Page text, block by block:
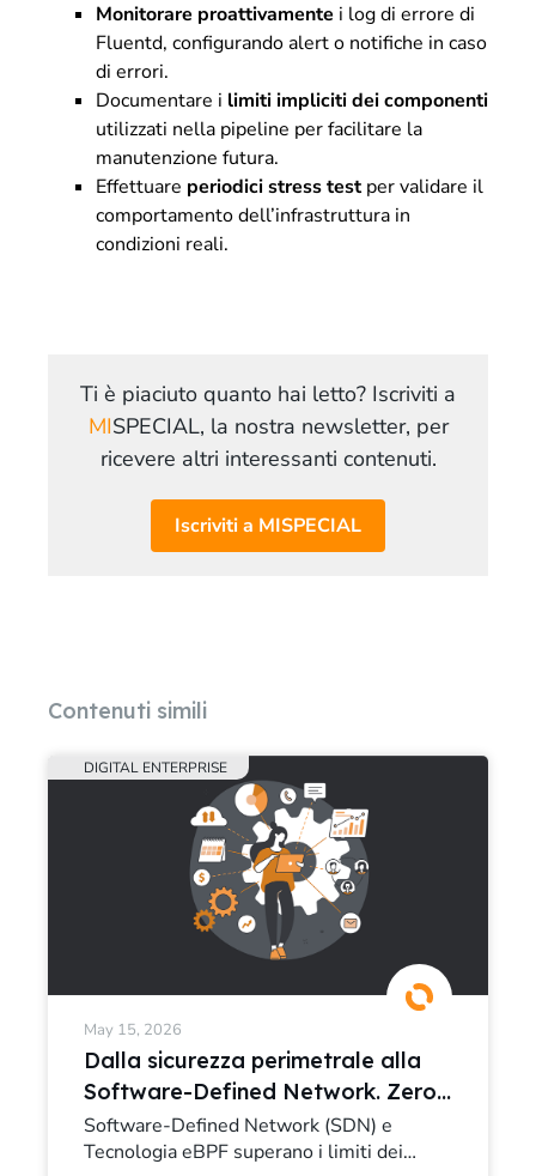
Monitorare proattivamente i log di errore di
Fluentd, configurando alert o notifiche in caso
di errori.
Documentare i limiti impliciti dei componenti
utilizzati nella pipeline per facilitare la
manutenzione futura.
Effettuare periodici stress testper validare il
comportamento dell’infrastruttura in
condizioni reali.
Ti è piaciuto quanto hai letto? Iscriviti a
MISPECIAL, la nostra newsletter, per
ricevere altri interessanti contenuti.
Iscriviti a MISPECIAL
Contenuti simili
DIGITAL ENTERPRISE
May 15, 2026
Dalla sicurezza perimetrale alla
Software-Defined Network. Zero-
Trust e Observability con Cilium ed
eBPF
Software-Defined Network (SDN) e
Tecnologia eBPF superano i limiti dei